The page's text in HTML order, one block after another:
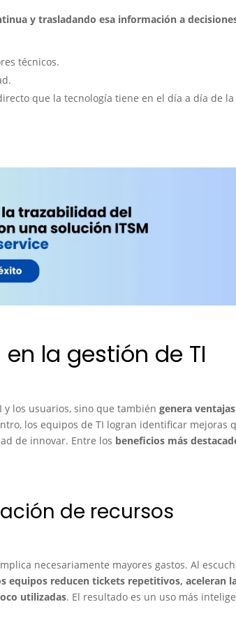
y trasladando esa información a
técnicos.
que la tecnología tiene en el día a día de la
la gestión de TI
y los usuarios, sino que tambiéngenera ventajas
los equipos de TI logran identificar mejoras
de innovar. Entre los beneficios más
de recursos
necesariamente mayores gastos. Al
equipos reducen tickets repetitivos, aceleran
utilizadas. El resultado es un uso más